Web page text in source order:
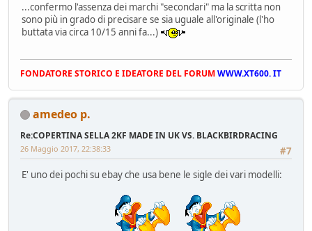
...confermo l'assenza dei marchi "secondari" ma la scritta non
sono più in grado di precisare se sia uguale all'originale (l'ho
buttata via circa 10/15 anni fa...)
FONDATORE STORICO E IDEATORE DEL FORUMWWW.XT600. IT
amedeo p.
Re:COPERTINA SELLA 2KF MADE IN UK VS. BLACKBIRDRACING
#7
26 Maggio 2017, 22:38:33
E' uno dei pochi su ebay che usa bene le sigle dei vari modelli: